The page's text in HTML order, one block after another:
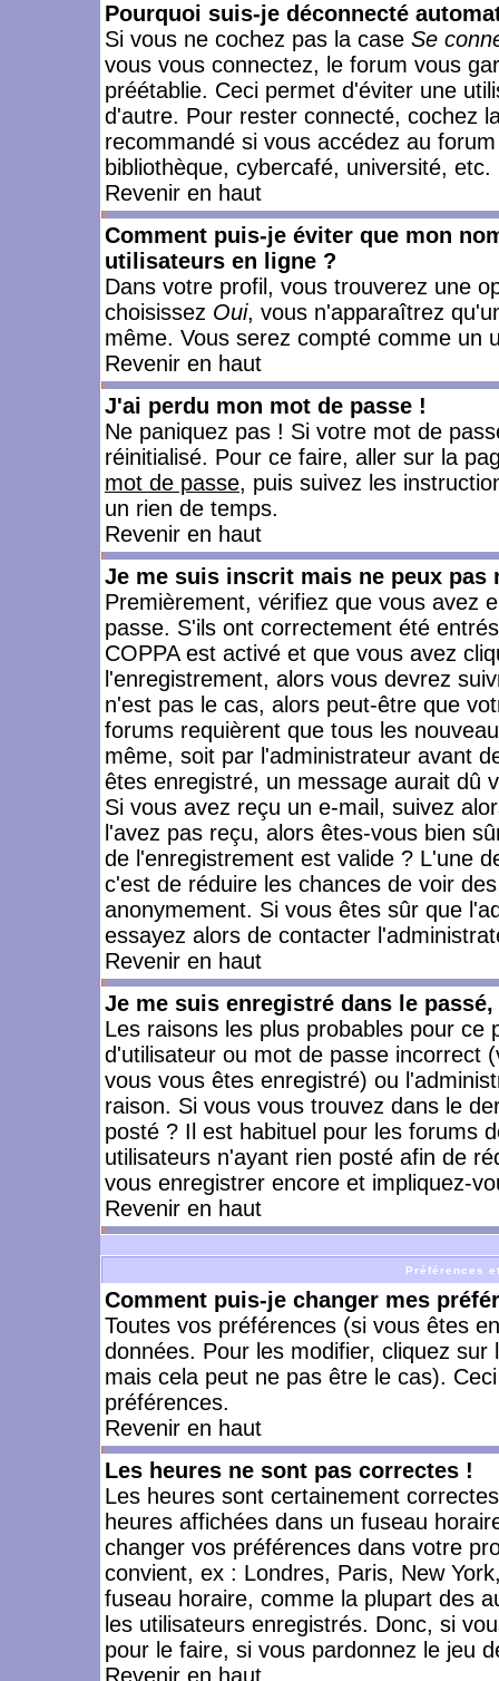
Pourquoi suis-je déconnecté
Si vous ne cochez pas la case Se
vous vous connectez, le forum vous
préétablie. Ceci permet d'éviter une
d'autre. Pour rester connecté, cochez
recommandé si vous accédez au
bibliothèque, cybercafé, université, etc.
Revenir en haut
Comment puis-je éviter que mon
utilisateurs en ligne ?
Dans votre profil, vous trouverez une
choisissez Oui, vous n'apparaîtrez
même. Vous serez compté comme un
Revenir en haut
J'ai perdu mon mot de passe !
Ne paniquez pas ! Si votre mot de
réinitialisé. Pour ce faire, aller sur la
mot de passe, puis suivez les
un rien de temps.
Revenir en haut
Je me suis inscrit mais ne peux pas
Premièrement, vérifiez que vous avez
passe. S'ils ont correctement été
COPPA est activé et que vous avez
l'enregistrement, alors vous devrez
n'est pas le cas, alors peut-être que
forums requièrent que tous les
même, soit par l'administrateur avant
êtes enregistré, un message aurait dû
Si vous avez reçu un e-mail, suivez
l'avez pas reçu, alors êtes-vous bien
de l'enregistrement est valide ? L'une
c'est de réduire les chances de voir
anonymement. Si vous êtes sûr que
essayez alors de contacter
Revenir en haut
Je me suis enregistré dans le
Les raisons les plus probables pour
d'utilisateur ou mot de passe incorrect
vous vous êtes enregistré) ou
raison. Si vous vous trouvez dans le
posté ? Il est habituel pour les forums
utilisateurs n'ayant rien posté afin de
vous enregistrer encore et impliquez-
Revenir en haut
Préférences
Comment puis-je changer mes
Toutes vos préférences (si vous êtes
données. Pour les modifier, cliquez sur
mais cela peut ne pas être le cas).
préférences.
Revenir en haut
Les heures ne sont pas correctes !
Les heures sont certainement
heures affichées dans un fuseau
changer vos préférences dans votre
convient, ex : Londres, Paris, New
fuseau horaire, comme la plupart des
les utilisateurs enregistrés. Donc, si
pour le faire, si vous pardonnez le jeu
Revenir en haut